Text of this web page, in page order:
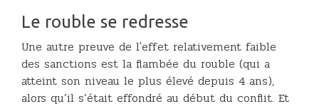
Le rouble se redresse
Une autre preuve de l'effet relativement faible
des sanctions est la flambée du rouble (qui a
atteint son niveau le plus élevé depuis 4 ans),
alors qu’il s’était effondré au début du conflit. Et